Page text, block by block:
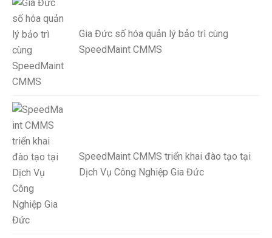
Gia Đức số hóa quản lý bảo trì cùng
SpeedMaint CMMS
SpeedMaint CMMS triển khai đào tạo tại
Dịch Vụ Công Nghiệp Gia Đức